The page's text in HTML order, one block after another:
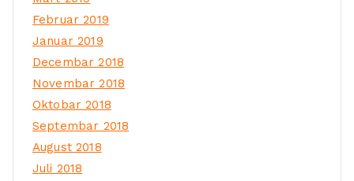
Februar 2019
Januar 2019
Decembar 2018
Novembar 2018
Oktobar 2018
Septembar 2018
August 2018
Juli 2018